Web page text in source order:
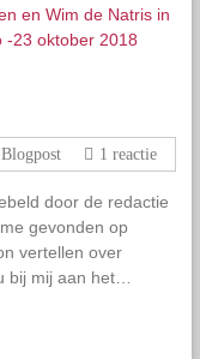
Blogpost 1 reactie
door de redactie
gevonden op
vertellen over
bij mij aan het…